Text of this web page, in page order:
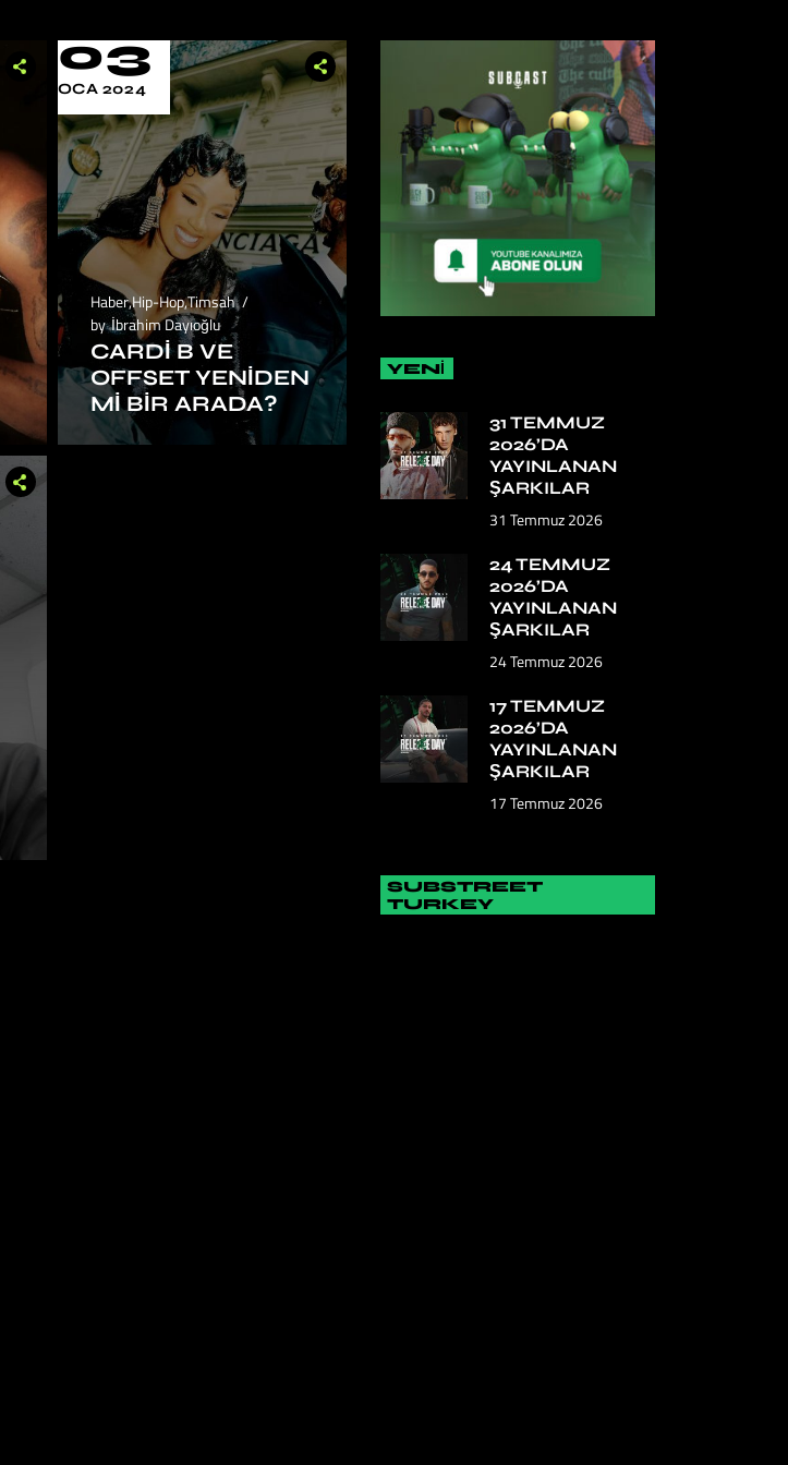
03
OCA 2024
Haber,Hip-Hop,Timsah
by İbrahim Dayıoğlu
CARDI B VE
OFFSET YENIDEN
MI BIR ARADA?
YENİ
31 TEMMUZ
2026’DA
YAYINLANAN
ŞARKILAR
31 Temmuz 2026
24 TEMMUZ
2026’DA
YAYINLANAN
ŞARKILAR
24 Temmuz 2026
17 TEMMUZ
2026’DA
YAYINLANAN
ŞARKILAR
17 Temmuz 2026
SUBSTREET
TURKEY